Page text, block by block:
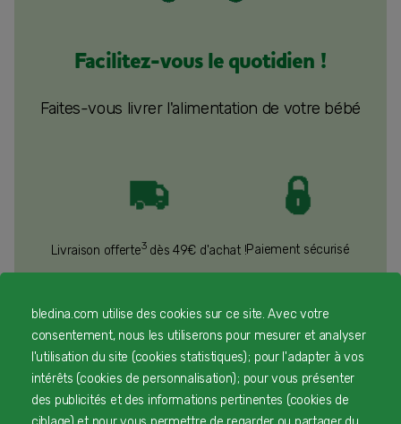
Facilitez-vous le quotidien !
Faites-vous livrer l'alimentation de votre bébé
Livraison offerte3dès 49€ d'achat !Paiement sécurisé
Service client à l'écoute
bledina.com utilise des cookies sur ce site. Avec votre
consentement, nous les utiliserons pour mesurer et analyser
l'utilisation du site (cookies statistiques) ; pour l'adapter à vos
intérêts (cookies de personnalisation) ; pour vous présenter
des publicités et des informations pertinentes (cookies de